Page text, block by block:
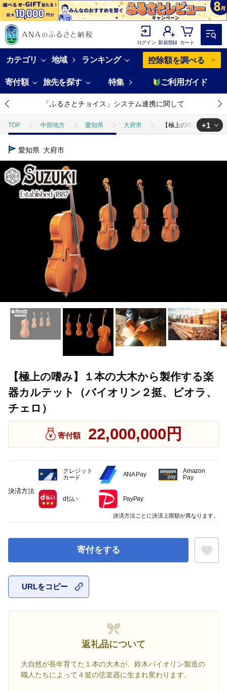
ログイン 新規登録 カート
カテゴリ 地域 ランキング 控除額を調べる
寄付額 旅先を探す 特集 ご利用ガイド
「ふるさとチョイス」システム連携に関して
TOP 中部地方 愛知県 大府市 【極上の嗜み】１本
TOP
+1
愛知県 大府市
【極上の嗜み】１本の大木から製作する楽
器カルテット（バイオリン２挺、ビオラ、
チェロ）
寄付額 22,000,000円
寄付をする
URLをコピー
返礼品について
大自然が長年育てた１本の大木が、鈴木バイオリン製造の
職人たちによって４挺の弦楽器に生まれ変わります。
決済方法
クレジット
カード
ANA Pay
Amazon
Pay
d払い PayPay
決済方法ごとに決済上限額が異なります。